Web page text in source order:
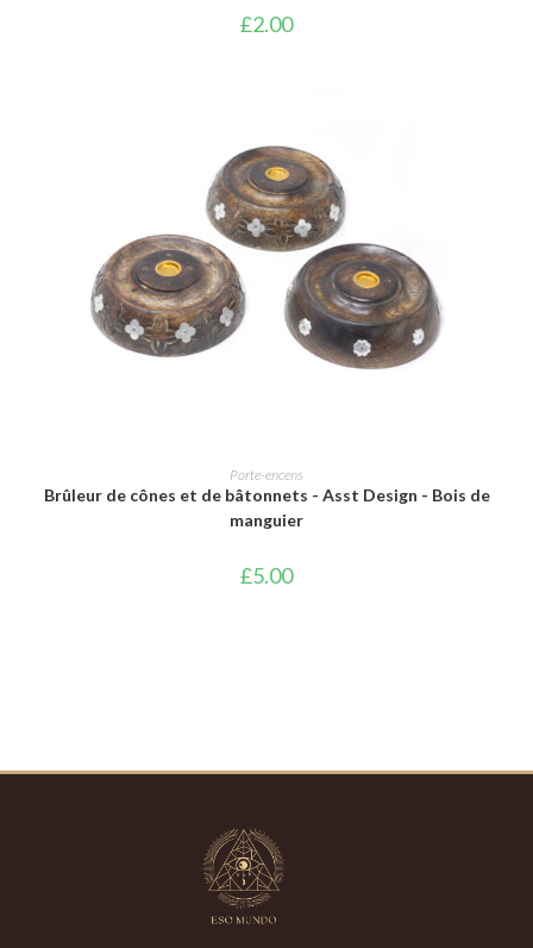
£2.00
AJOUTER AU PANIER
Porte-encens
Brûleur de cônes et de bâtonnets - Asst Design - Bois de
manguier
£5.00